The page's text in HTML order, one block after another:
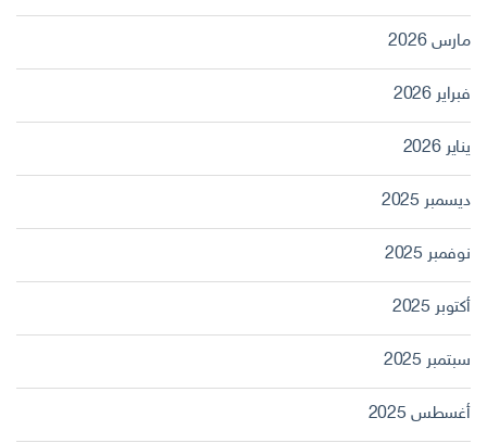
مارس 2026
فبراير 2026
يناير 2026
ديسمبر 2025
نوفمبر 2025
أكتوبر 2025
سبتمبر 2025
أغسطس 2025